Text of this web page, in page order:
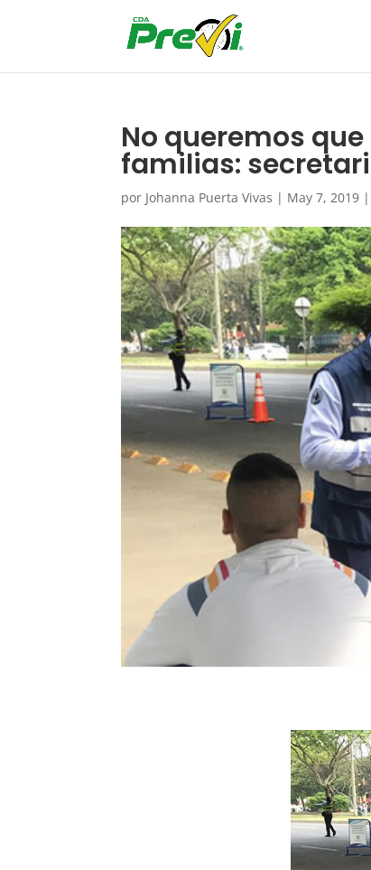
No queremos
familias:
por Johanna Puerta Vivas | May 7, 2019 |